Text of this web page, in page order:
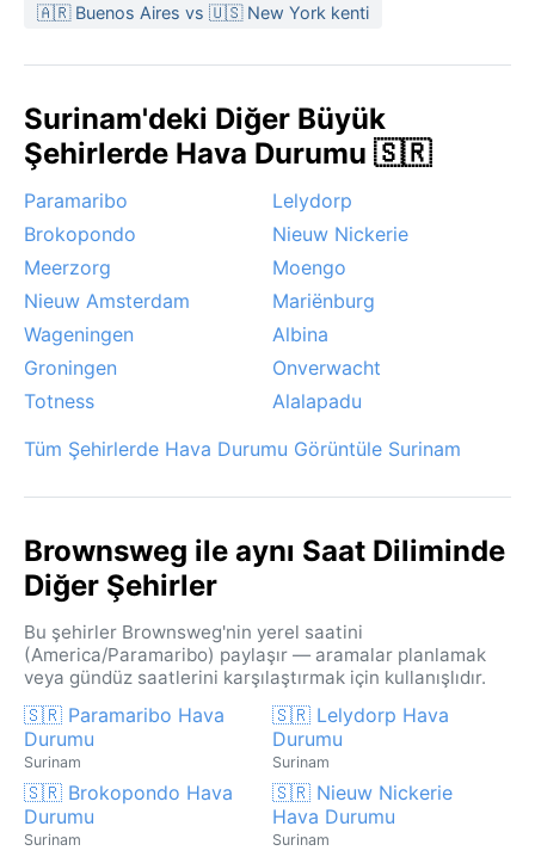
🇦🇷 Buenos Aires vs 🇺🇸 New York kenti
Surinam'deki Diğer Büyük
Şehirlerde Hava Durumu 🇸🇷
Paramaribo
Lelydorp
Brokopondo
Nieuw Nickerie
Meerzorg
Moengo
Nieuw Amsterdam
Mariënburg
Wageningen
Albina
Groningen
Onverwacht
Totness
Alalapadu
Tüm Şehirlerde Hava Durumu Görüntüle Surinam
Brownsweg ile aynı Saat Diliminde
Diğer Şehirler
Bu şehirler Brownsweg'nin yerel saatini
(America/Paramaribo) paylaşır — aramalar planlamak
veya gündüz saatlerini karşılaştırmak için kullanışlıdır.
🇸🇷 Paramaribo Hava
Durumu
Surinam
🇸🇷 Lelydorp Hava
Durumu
Surinam
🇸🇷 Brokopondo Hava
Durumu
Surinam
🇸🇷 Nieuw Nickerie
Hava Durumu
Surinam